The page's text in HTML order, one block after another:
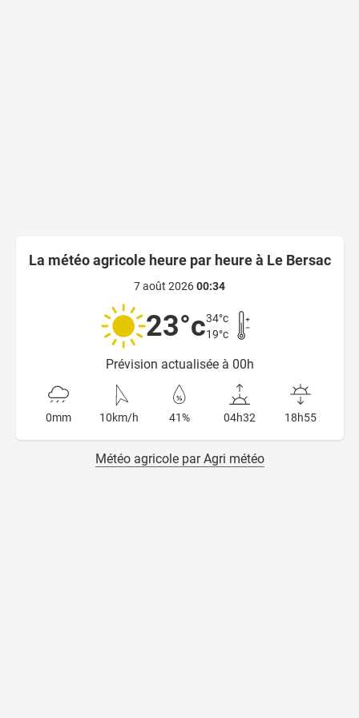
La météo agricole heure par heure à Le Bersac
7 août 202600:34
23°c34°c
19°c
Prévision actualisée à 00h
0mm 10km/h 41% 04h32 18h55
Météo agricole par Agri météo